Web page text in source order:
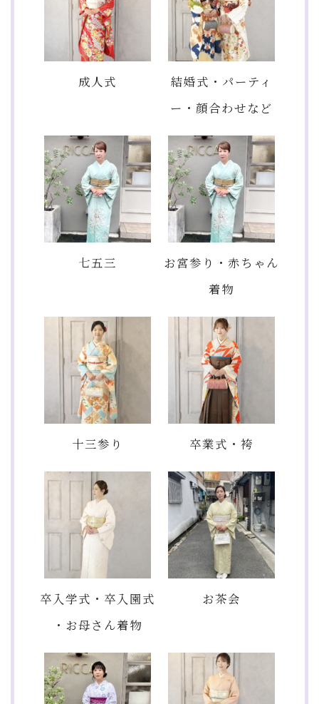
成人式
結婚式・パーティ
ー・顔合わせなど
七五三
お宮参り・赤ちゃん
着物
十三参り 卒業式・袴
卒入学式・卒入園式
・お母さん着物
お茶会